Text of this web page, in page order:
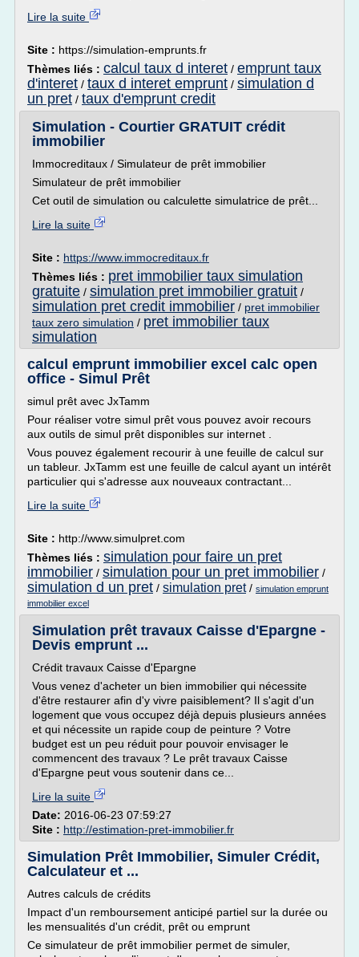
Lire la suite
Site : https://simulation-emprunts.fr
Thèmes liés : calcul taux d interet / emprunt taux
d'interet / taux d interet emprunt / simulation d
un pret / taux d'emprunt credit
Simulation - Courtier GRATUIT crédit
immobilier
Immocreditaux / Simulateur de prêt immobilier
Simulateur de prêt immobilier
Cet outil de simulation ou calculette simulatrice de prêt...
Lire la suite
Site : https://www.immocreditaux.fr
Thèmes liés : pret immobilier taux simulation
gratuite / simulation pret immobilier gratuit /
simulation pret credit immobilier / pret immobilier
taux zero simulation / pret immobilier taux
simulation
calcul emprunt immobilier excel calc open
office - Simul Prêt
simul prêt avec JxTamm
Pour réaliser votre simul prêt vous pouvez avoir recours
aux outils de simul prêt disponibles sur internet .
Vous pouvez également recourir à une feuille de calcul sur
un tableur. JxTamm est une feuille de calcul ayant un intérêt
particulier qui s'adresse aux nouveaux contractant...
Lire la suite
Site : http://www.simulpret.com
Thèmes liés : simulation pour faire un pret
immobilier / simulation pour un pret immobilier /
simulation d un pret / simulation pret/ simulation emprunt
immobilier excel
Simulation prêt travaux Caisse d'Epargne -
Devis emprunt ...
Crédit travaux Caisse d'Epargne
Vous venez d'acheter un bien immobilier qui nécessite
d'être restaurer afin d'y vivre paisiblement? Il s'agit d'un
logement que vous occupez déjà depuis plusieurs années
et qui nécessite un rapide coup de peinture ? Votre
budget est un peu réduit pour pouvoir envisager le
commencent des travaux ? Le prêt travaux Caisse
d'Epargne peut vous soutenir dans ce...
Lire la suite
Date: 2016-06-23 07:59:27
Site : http://estimation-pret-immobilier.fr
Simulation Prêt Immobilier, Simuler Crédit,
Calculateur et ...
Autres calculs de crédits
Impact d'un remboursement anticipé partiel sur la durée ou
les mensualités d'un crédit, prêt ou emprunt
Ce simulateur de prêt immobilier permet de simuler,